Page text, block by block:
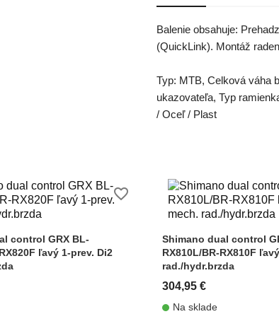
Balenie obsahuje:
(QuickLink). Montáž
Typ: MTB, Celková váha
ukazovateľa, Typ
/ Oceľ / Plast
control GRX BL-
ľavý 1-prev. Di2
favorite_border
Shimano dual control
RX810L/BR-RX810F
rad./hydr.brzda
304,95 €
Na sklade